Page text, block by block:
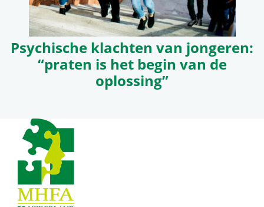
Psychische klachten van jongeren:
“praten is het begin van de
oplossing”
Footer